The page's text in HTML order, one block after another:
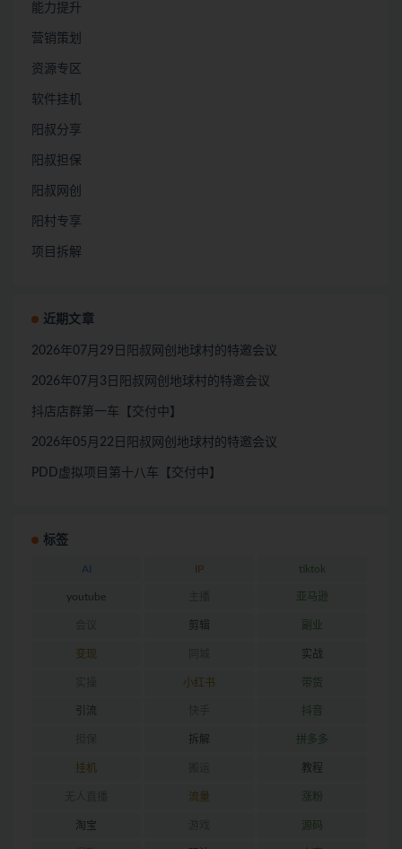
能力提升
营销策划
资源专区
软件挂机
阳叔分享
阳叔担保
阳叔网创
阳村专享
项目拆解
近期文章
2026年07月29日阳叔网创地球村的特邀会议
2026年07月3日阳叔网创地球村的特邀会议
抖店店群第一车【交付中】
2026年05月22日阳叔网创地球村的特邀会议
PDD虚拟项目第十八车【交付中】
标签
AI IP tiktok
youtube 亚马逊
剪辑 副业
变现 实战
小红书 带货
引流 抖音
拆解 拼多多
挂机 教程
流量 涨粉
淘宝 源码